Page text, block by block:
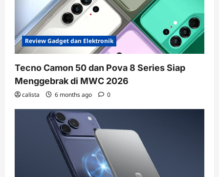
Review Gadget dan Elektronik
Tecno Camon 50 dan Pova 8 Series Siap
Menggebrak di MWC 2026
calista 6 months ago 0